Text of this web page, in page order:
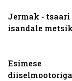
Esimese
Jermak -
isandale